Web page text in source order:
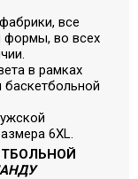
все
формы, во всех
в рамках
6XL.